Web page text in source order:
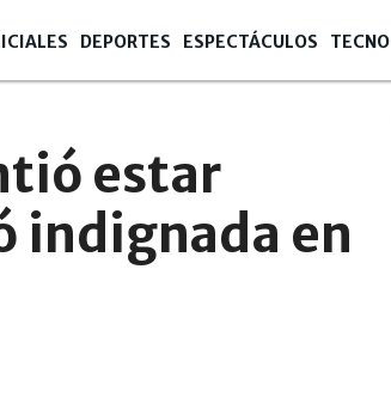
DEPORTES ESPECTÁCULOS TECNO
estar
indignada en